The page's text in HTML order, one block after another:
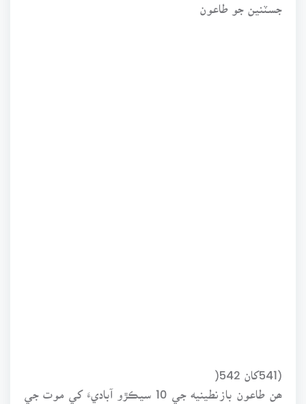
جسٽنين جو طاعون
(541کان 542(
ھن طاعون بازنطينيه جي 10 سيڪڙو آباديءَ کي موت جي